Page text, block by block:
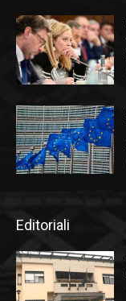
Editoriali